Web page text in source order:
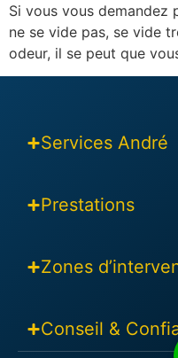
Si vous vous demandez
ne se vide pas, se vide
odeur, il se peut que
Services André
Prestations
Zones
Conseil &